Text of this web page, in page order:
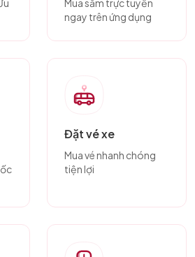
ngay trên ứng dụng
Đặt vé xe
Mua vé nhanh chóng
tiện lợi